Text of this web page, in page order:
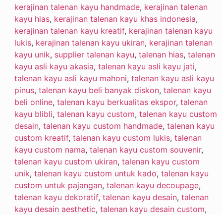
kerajinan talenan kayu handmade, kerajinan talenan
kayu hias, kerajinan talenan kayu khas indonesia,
kerajinan talenan kayu kreatif, kerajinan talenan kayu
lukis, kerajinan talenan kayu ukiran, kerajinan talenan
kayu unik, supplier talenan kayu, talenan hias, talenan
kayu asli kayu akasia, talenan kayu asli kayu jati,
talenan kayu asli kayu mahoni, talenan kayu asli kayu
pinus, talenan kayu beli banyak diskon, talenan kayu
beli online, talenan kayu berkualitas ekspor, talenan
kayu blibli, talenan kayu custom, talenan kayu custom
desain, talenan kayu custom handmade, talenan kayu
custom kreatif, talenan kayu custom lukis, talenan
kayu custom nama, talenan kayu custom souvenir,
talenan kayu custom ukiran, talenan kayu custom
unik, talenan kayu custom untuk kado, talenan kayu
custom untuk pajangan, talenan kayu decoupage,
talenan kayu dekoratif, talenan kayu desain, talenan
kayu desain aesthetic, talenan kayu desain custom,